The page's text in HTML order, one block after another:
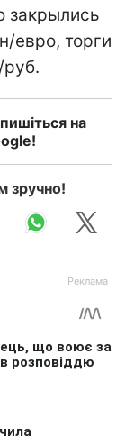
закрылись
евро, торги
на
зручно!